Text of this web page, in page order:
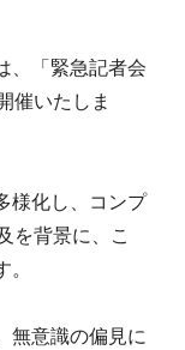
、「緊急記者会
催いたしま
様化し、コンプ
を背景に、こ
無意識の偏見に